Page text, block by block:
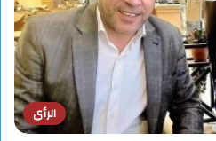
الرأي